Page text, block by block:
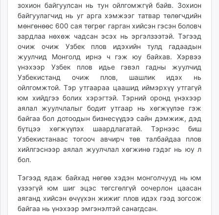
зохион байгуулсан нь тун ойлгомжгүй байв. Зохион
байгуулагчид нь уг арга хэмжээг татвар төлөгчдийн
мөнгөнөөс 600 сая төгрөг гарган хийсэн гэсэн боловч
зардлаа нөхөж чадсан эсэх нь эргэлзээтэй. Тэгээд
очиж очиж Узбек плов идэхийн тулд гадаадын
жуулчид Монголд ирнэ ч гэж юу байхав. Хэрвээ
үнэхээр Узбек плов идье гэвэл гадны жуулчид
Узбекистанд очиж плов, шашлик идэх нь
ойлгомжтой. Тэр утгаараа цаашид иймэрхүү утгагүй
юм хийдгээ болих хэрэгтэй. Тэрний оронд үнэхээр
аялал жуулчлалыг бодит утгаар нь хөгжүүлэе гэж
байгаа бол дотоодын бизнесүүдээ сайн дэмжиж, дэд
бүтцээ хөгжүүлэх шаардлагатай. Тэрнээс биш
Узбекистанаас тогооч авчирч төв талбайдаа плов
хийлгэснээр аялал жуулчлал хөгжинө гэдэг нь юу л
бол.
Тэгээд ядаж байхад нөгөө хэдэн монголчууд нь юм
үзээгүй юм шиг эцэс төгсгөлгүй оочерлон цаасан
аяганд хийсэн өчүүхэн жижиг плов идэх гээд зогсож
байгаа нь үнэхээр эмгэнэлтэй санагдсан.